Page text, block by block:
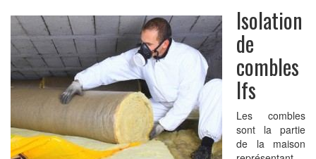
Étanchéité de Couverture
Etanchéité de toiture terrasse
Demoussage de toiture
Traitement hydrofuge de toiture
Charpentier
Traitement de charpente
Remplacement de toiture
Isolation
de
combles
Ifs
Les combles
sont la partie
de la maison